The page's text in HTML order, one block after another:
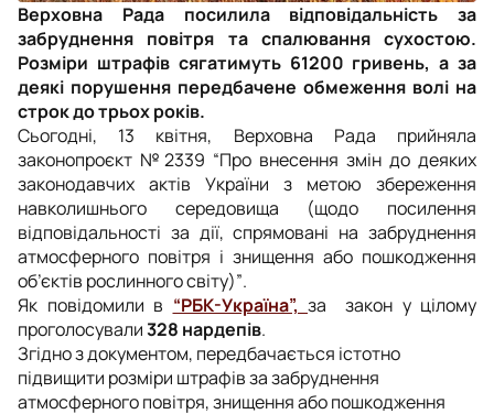
Верховна Рада посилила відповідальність за
забруднення повітря та спалювання сухостою.
Розміри штрафів сягатимуть 61200 гривень, а за
деякі порушення передбачене обмеження волі на
строк до трьох років.
Сьогодні, 13 квітня, Верховна Рада прийняла
законопроєкт №2339 “Про внесення змін до деяких
законодавчих актів України з метою збереження
навколишнього середовища (щодо посилення
відповідальності за дії, спрямовані на забруднення
атмосферного повітря і знищення або пошкодження
об’єктів рослинного світу)”.
Як повідомили в “РБК-Україна”, за закон у цілому
проголосували328 нардепів.
Згідно з документом, передбачається істотно
підвищити розміри штрафів за забруднення
атмосферного повітря, знищення або пошкодження